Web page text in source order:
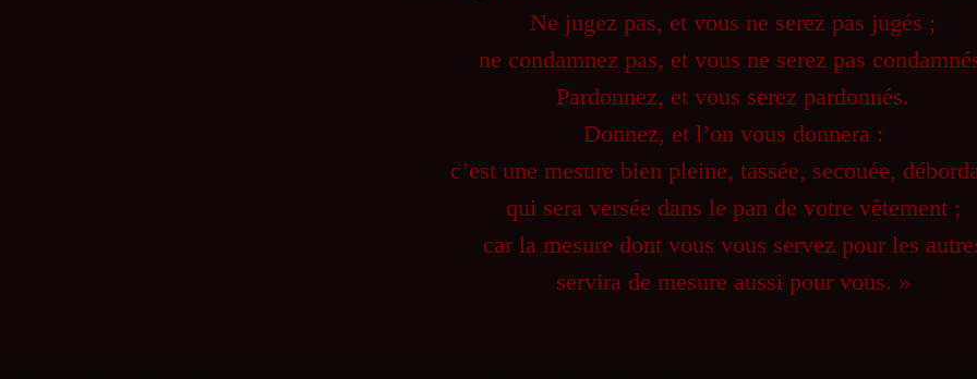
Ne jugez pas, et vous ne serez pas jugés ;
ne condamnez pas, et vous ne serez pas
Pardonnez, et vous serez pardonnés.
Donnez, et l’on vous donnera :
c’est une mesure bien pleine, tassée, secouée,
qui sera versée dans le pan de votre vêtement ;
car la mesure dont vous vous servez pour les
servira de mesure aussi pour vous. »